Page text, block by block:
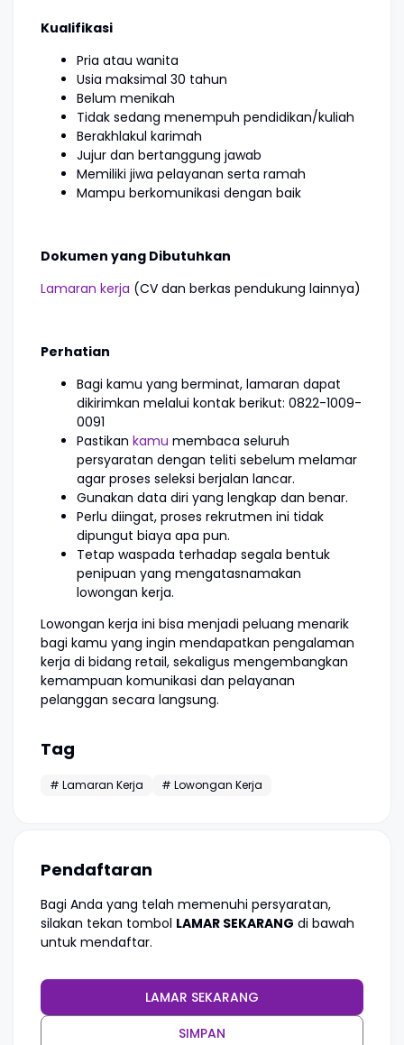
Kualifikasi
Pria atau wanita
Usia maksimal 30 tahun
Belum menikah
Tidak sedang menempuh pendidikan/kuliah
Berakhlakul karimah
Jujur dan bertanggung jawab
Memiliki jiwa pelayanan serta ramah
Mampu berkomunikasi dengan baik
Dokumen yang Dibutuhkan
Lamaran kerja (CV dan berkas pendukung lainnya)
Perhatian
Bagi kamu yang berminat, lamaran dapat
dikirimkan melalui kontak berikut: 0822-1009-
0091
Pastikan kamu membaca seluruh
persyaratan dengan teliti sebelum melamar
agar proses seleksi berjalan lancar.
Gunakan data diri yang lengkap dan benar.
Perlu diingat, proses rekrutmen ini tidak
dipungut biaya apa pun.
Tetap waspada terhadap segala bentuk
penipuan yang mengatasnamakan
lowongan kerja.
Lowongan kerja ini bisa menjadi peluang menarik
bagi kamu yang ingin mendapatkan pengalaman
kerja di bidang retail, sekaligus mengembangkan
kemampuan komunikasi dan pelayanan
pelanggan secara langsung.
Tag
# Lamaran Kerja # Lowongan Kerja
Pendaftaran
Bagi Anda yang telah memenuhi persyaratan,
silakan tekan tombol LAMAR SEKARANG di bawah
untuk mendaftar.
LAMAR SEKARANG
SIMPAN